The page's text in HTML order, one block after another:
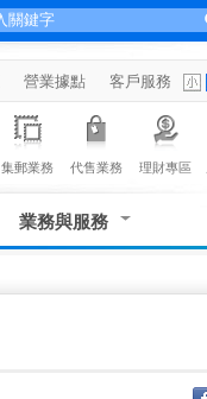
營業據點 客戶服務
集郵業務 代售業務 理財專區
業務與服務